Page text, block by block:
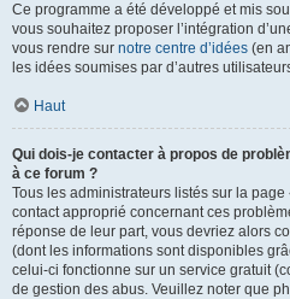
Ce programme a été développé et mis
vous souhaitez proposer l’intégration
vous rendre sur notre centre d’idées (en
les idées soumises par d’autres
Haut
Qui dois-je contacter à propos de
à ce forum ?
Tous les administrateurs listés sur la page
contact approprié concernant ces
réponse de leur part, vous devriez alors
(dont les informations sont disponibles
celui-ci fonctionne sur un service gratuit
de gestion des abus. Veuillez noter que